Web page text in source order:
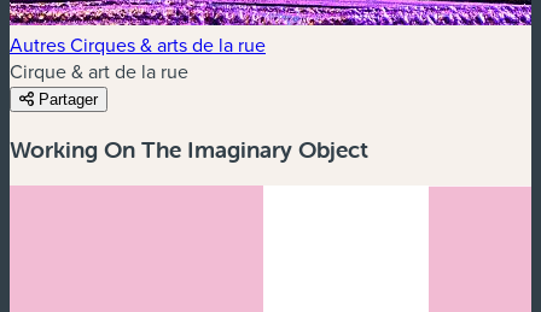
Autres Cirques & arts de la rue
Cirque & art de la rue
Partager
Working On The Imaginary Object